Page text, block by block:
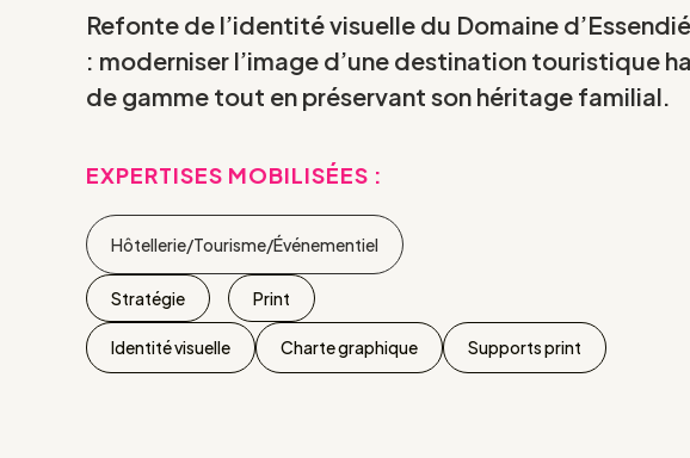
Refonte de l’identité visuelle du Domaine
: moderniser l’image d’une destination touristique
de gamme tout en préservant son héritage familial.
EXPERTISES MOBILISÉES :
Hôtellerie/Tourisme/Événementiel
Stratégie Print
Identité visuelle Charte graphique Supports print